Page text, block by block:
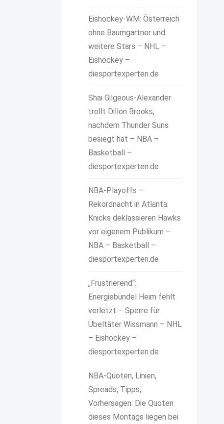
Eishockey-WM: Österreich
ohne Baumgartner und
weitere Stars – NHL –
Eishockey –
diesportexperten.de
Shai Gilgeous-Alexander
trollt Dillon Brooks,
nachdem Thunder Suns
besiegt hat – NBA –
Basketball –
diesportexperten.de
NBA-Playoffs –
Rekordnacht in Atlanta:
Knicks deklassieren Hawks
vor eigenem Publikum –
NBA – Basketball –
diesportexperten.de
„Frustrierend“:
Energiebündel Heim fehlt
verletzt – Sperre für
Übeltäter Wissmann – NHL
– Eishockey –
diesportexperten.de
NBA-Quoten, Linien,
Spreads, Tipps,
Vorhersagen: Die Quoten
dieses Montags liegen bei